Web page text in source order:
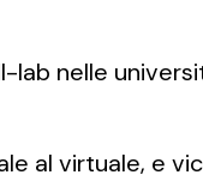
lab nelle
al virtuale, e